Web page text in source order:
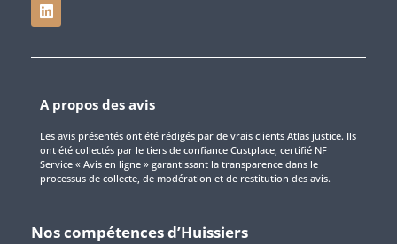
A propos des avis
Les avis présentés ont été rédigés par de vrais clients Atlas justice. Ils
ont été collectés par le tiers de confiance Custplace, certifié NF
Service « Avis en ligne » garantissant la transparence dans le
processus de collecte, de modération et de restitution des avis.
Nos compétences d’Huissiers